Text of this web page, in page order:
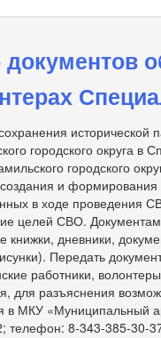
исторической
городского округа
городского
и формирования
в ходе проведения
целей СВО.
книжки, дневники,
Передать
работники,
для разъяснения
в МКУ «Муниципальный
телефон: 8-343-385-30-